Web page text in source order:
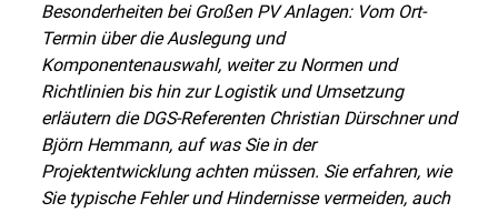
Besonderheiten bei Großen PV Anlagen: Vom Ort-
Termin über die Auslegung und
Komponentenauswahl, weiter zu Normen und
Richtlinien bis hin zur Logistik und Umsetzung
erläutern die DGS-Referenten Christian Dürschner und
Björn Hemmann, auf was Sie in der
Projektentwicklung achten müssen. Sie erfahren, wie
Sie typische Fehler und Hindernisse vermeiden, auch